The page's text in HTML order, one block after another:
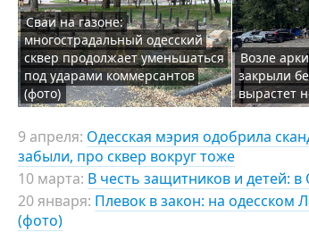
Сваи на газоне:
многострадальный одесский
сквер продолжает уменьшаться
под ударами коммерсантов
(фото)
Возле
закрыли
вырастет
9 апреля: Одесская мэрия одобрила
забыли, про сквер вокруг тоже
10 марта: В честь защитников и детей:
20 января: Плевок в закон: на одесском
(фото)